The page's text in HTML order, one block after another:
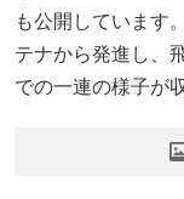
も公開しています
テナから発進し、
での一連の様子が